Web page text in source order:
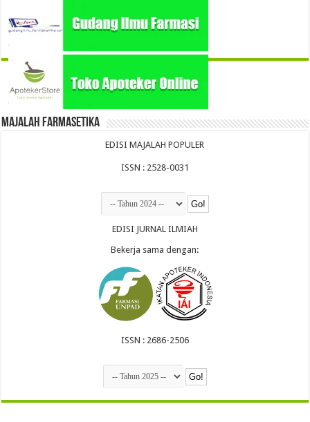
Majalah Farmasetika
EDISI MAJALAH POPULER
ISSN : 2528-0031
EDISI JURNAL ILMIAH
Bekerja sama dengan:
ISSN : 2686-2506